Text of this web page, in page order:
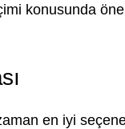
konusunda
en iyi